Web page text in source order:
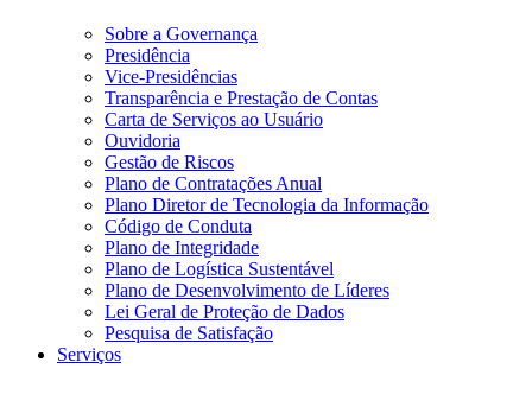
Sobre a Governança
Presidência
Vice-Presidências
Transparência e Prestação de Contas
Carta de Serviços ao Usuário
Ouvidoria
Gestão de Riscos
Plano de Contratações Anual
Plano Diretor de Tecnologia da Informação
Código de Conduta
Plano de Integridade
Plano de Logística Sustentável
Plano de Desenvolvimento de Líderes
Lei Geral de Proteção de Dados
Pesquisa de Satisfação
Serviços